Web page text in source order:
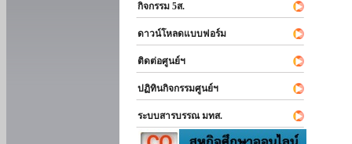
กิจกรรม 5ส.
ดาวน์โหลดแบบฟอร์ม
ติดต่อศูนย์ฯ
ปฏิทินกิจกรรมศูนย์ฯ
ระบบสารบรรณ มทส.